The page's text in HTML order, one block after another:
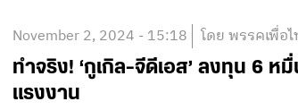
November 2, 2024 - 15:18 โดย พรรคเพื่อ
ทำจริง! ‘กูเกิล-จีดีเอส’ ลงทุน 6
แรงงาน